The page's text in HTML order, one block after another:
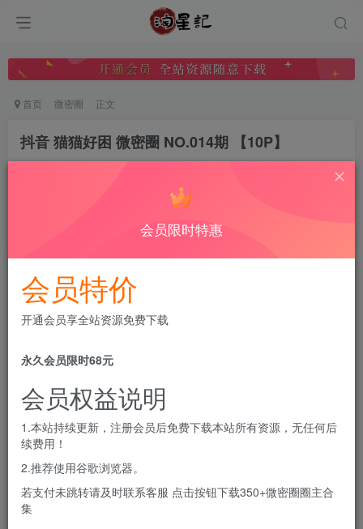
首页 微密圈 正文
抖音 猫猫好困 微密圈 NO.014期 【10P】
私信
抖音 猫猫好困 微密圈 NO.014期 【10P】
此内容为付费阅读，请付费后查看
会员限时特惠
会员特价
开通会员享全站资源免费下载
永久会员限时68元
会员权益说明
1.本站持续更新，注册会员后免费下载本站所有资源，无任何后
续费用！
2.推荐使用谷歌浏览器。
若支付未跳转请及时联系客服 点击按钮下载350+微密圈圈主合
集